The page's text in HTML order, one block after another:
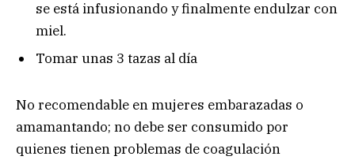
se está infusionando y finalmente endulzar con
miel.
Tomar unas 3 tazas al día
No recomendable en mujeres embarazadas o
amamantando; no debe ser consumido por
quienes tienen problemas de coagulación